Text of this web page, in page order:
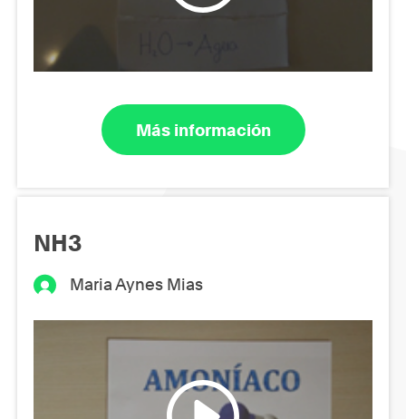
Más información
NH3
Maria Aynes Mias